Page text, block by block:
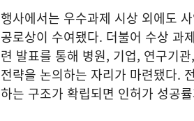
행사에서는 우수과제 시상 외에도
공로상이 수여됐다. 더불어 수상 과
련 발표를 통해 병원, 기업, 연구기
전략을 논의하는 자리가 마련됐다.
하는 구조가 확립되면 인허가 성공